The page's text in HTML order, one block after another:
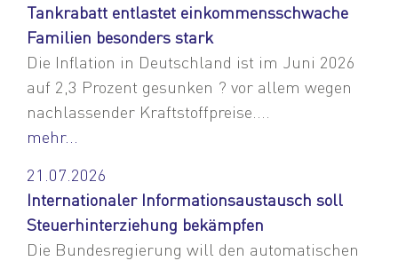
Tankrabatt entlastet einkommensschwache
Familien besonders stark
Die Inflation in Deutschland ist im Juni 2026
auf 2,3 Prozent gesunken ? vor allem wegen
nachlassender Kraftstoffpreise....
mehr...
21.07.2026
Internationaler Informationsaustausch soll
Steuerhinterziehung bekämpfen
Die Bundesregierung will den automatischen